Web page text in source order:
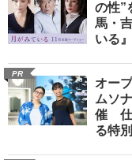
の性”
馬・
いる』
PR
オー
ムソ
催 仕
る特